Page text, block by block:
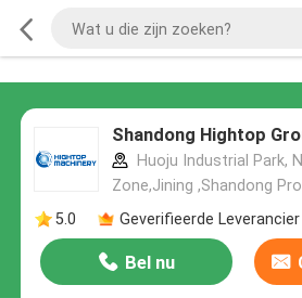
Shandong Hightop
Huoju Industrial Park,
Zone,Jining ,Shandong
5.0
Geverifieerde Leverancier
Bel nu